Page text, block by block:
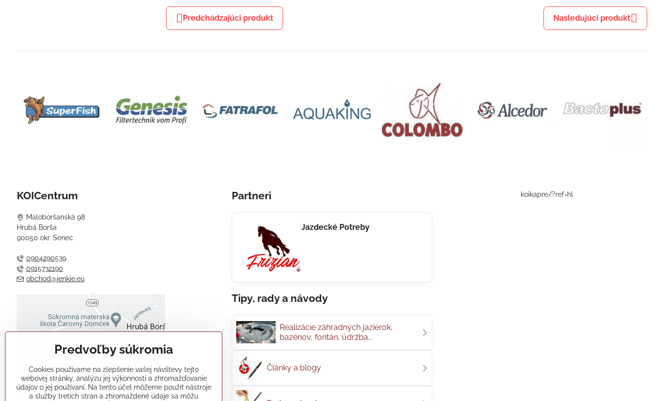
Predchádzajúci produkt Nasledujúci produkt
KOICentrum
Maloboršanská 98
Hrubá Borša
90050 okr. Senec
0904290539
0915732190
obchod@jenkie.eu
Externý obsah je blokovaný
Prajete si načítať externý obsah?
Povoliť tentokrát
Partneri
Jazdecké Potreby
Tipy, rady a návody
Realizácie záhradných jazierok,
bazénov, fontán, údržba...
Články a blogy
koikapre/?ref=hl
Predvoľby súkromia
Cookies používame na zlepšenie vašej návštevy tejto
webovej stránky, analýzu jej výkonnosti a zhromažďovanie
údajov o jej používaní. Na tento účel môžeme použiť nástroje
a služby tretích strán a zhromaždené údaje sa môžu